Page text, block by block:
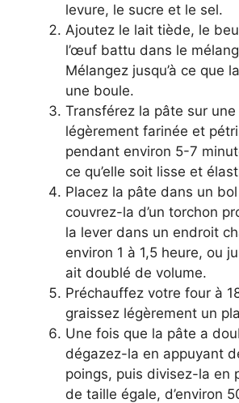
levure, le sucre et le sel.
Ajoutez le lait tiède, le
l’œuf battu dans le
Mélangez jusqu’à ce que
une boule.
Transférez la pâte sur
légèrement farinée et
pendant environ 5-7
ce qu’elle soit lisse et
Placez la pâte dans un
couvrez-la d’un torchon
la lever dans un endroit
environ 1 à 1,5 heure, ou
ait doublé de volume.
Préchauffez votre four à
graissez légèrement un
Une fois que la pâte a
dégazez-la en appuyant
poings, puis divisez-la en
de taille égale, d’environ